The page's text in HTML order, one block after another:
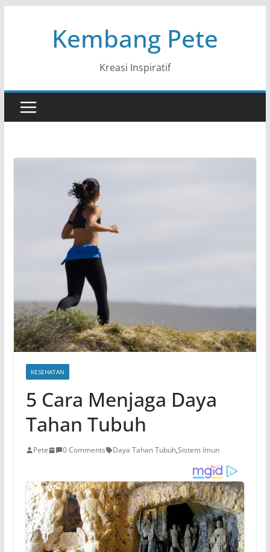
Kembang Pete
Kreasi Inspiratif
KESEHATAN
5 Cara Menjaga Daya
Tahan Tubuh
Pete 0 Comments Daya Tahan Tubuh,Sistem Imun